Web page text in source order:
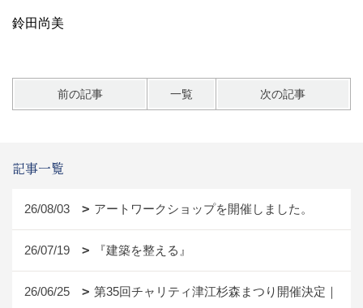
鈴田尚美
前の記事 一覧 次の記事
記事一覧
26/08/03 アートワークショップを開催しました。
26/07/19 『建築を整える』
26/06/25
第35回チャリティ津江杉森まつり開催決定｜